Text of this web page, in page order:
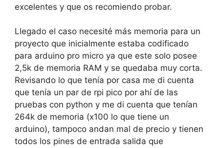
excelentes y que os recomiendo probar.
Llegado el caso necesité más memoria para un
proyecto que inicialmente estaba codificado
para arduino pro micro ya que este solo posee
2,5k de memoria RAM y se quedaba muy corta.
Revisando lo que tenía por casa me di cuenta
que tenía un par de rpi pico por ahí de las
pruebas con python y me di cuenta que tenían
264k de memoria (x100 lo que tiene un
arduino), tampoco andan mal de precio y tienen
todos los pines de entrada salida que